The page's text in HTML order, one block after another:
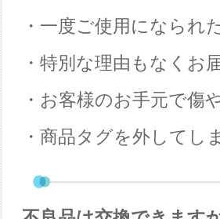
・一度ご使用になられ
・特別な理由もなくお
・お客様のお手元で傷
・商品タグを外してし